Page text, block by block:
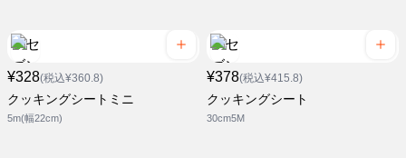
¥328(税込¥360.8)
クッキングシートミニ
5m(幅22cm)
¥378(税込¥415.8)
クッキングシート
30cm5M